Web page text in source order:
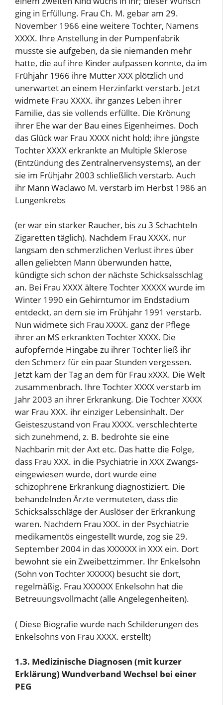
ging in Erfüllung. Frau Ch. M. gebar am 29.
November 1966 eine weitere Tochter, Namens
XXXX. Ihre Anstellung in der Pumpenfabrik
musste sie aufgeben, da sie niemanden mehr
hatte, die auf ihre Kinder aufpassen konnte, da im
Frühjahr 1966 ihre Mutter XXX plötzlich und
unerwartet an einem Herzinfarkt verstarb. Jetzt
widmete Frau XXXX. ihr ganzes Leben ihrer
Familie, das sie vollends erfüllte. Die Krönung
ihrer Ehe war der Bau eines Eigenheimes. Doch
das Glück war Frau XXXX nicht hold; ihre jüngste
Tochter XXXX erkrankte an Multiple Sklerose
(Entzündung des Zentralnervensystems), an der
sie im Frühjahr 2003 schließlich verstarb. Auch
ihr Mann Waclawo M. verstarb im Herbst 1986 an
Lungenkrebs
(er war ein starker Raucher, bis zu 3 Schachteln
Zigaretten täglich). Nachdem Frau XXXX. nur
langsam den schmerzlichen Verlust ihres über
allen geliebten Mann überwunden hatte,
kündigte sich schon der nächste Schicksalsschlag
an. Bei Frau XXXX ältere Tochter XXXXX wurde im
Winter 1990 ein Gehirntumor im Endstadium
entdeckt, an dem sie im Frühjahr 1991 verstarb.
Nun widmete sich Frau XXXX. ganz der Pflege
ihrer an MS erkrankten Tochter XXXX. Die
aufopfernde Hingabe zu ihrer Tochter ließ ihr
den Schmerz für ein paar Stunden vergessen.
Jetzt kam der Tag an dem für Frau xXXX. Die Welt
zusammenbrach. Ihre Tochter XXXX verstarb im
Jahr 2003 an ihrer Erkrankung. Die Tochter XXXX
war Frau XXX. ihr einziger Lebensinhalt. Der
Geisteszustand von Frau XXXX. verschlechterte
sich zunehmend, z. B. bedrohte sie eine
Nachbarin mit der Axt etc. Das hatte die Folge,
dass Frau XXX. in die Psychiatrie in XXX Zwangs-
eingewiesen wurde, dort wurde eine
schizophrene Erkrankung diagnostiziert. Die
behandelnden Ärzte vermuteten, dass die
Schicksalsschläge der Auslöser der Erkrankung
waren. Nachdem Frau XXX. in der Psychiatrie
medikamentös eingestellt wurde, zog sie 29.
September 2004 in das XXXXXX in XXX ein. Dort
bewohnt sie ein Zweibettzimmer. Ihr Enkelsohn
(Sohn von Tochter XXXXX) besucht sie dort,
regelmäßig. Frau XXXXXX Enkelsohn hat die
Betreuungsvollmacht (alle Angelegenheiten).
( Diese Biografie wurde nach Schilderungen des
Enkelsohns von Frau XXXX. erstellt)
1.3. Medizinische Diagnosen (mit kurzer
Erklärung) Wundverband Wechsel bei einer
PEG